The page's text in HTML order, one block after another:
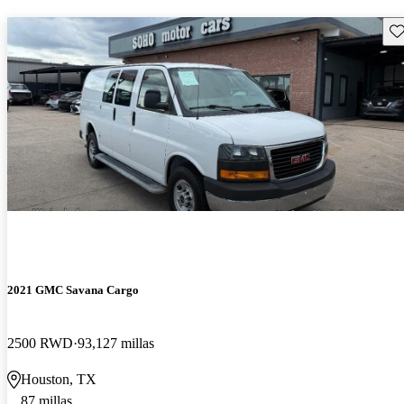
2021 GMC Savana Cargo
2500 RWD 93,127 millas
Houston, TX